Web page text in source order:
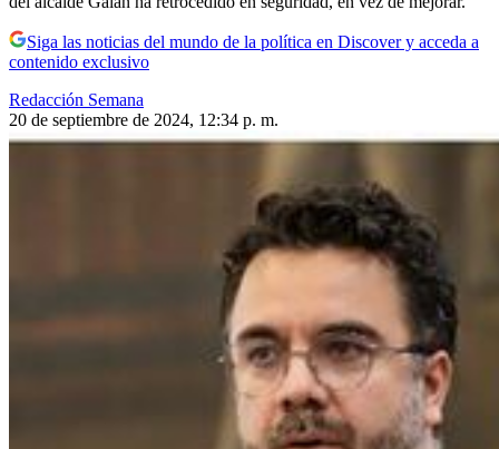
Siga las noticias del mundo de la política en Discover y acceda a
contenido exclusivo
Redacción Semana
20 de septiembre de 2024, 12:34 p. m.